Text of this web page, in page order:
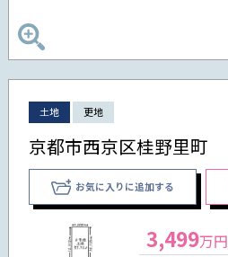
土地 更地
京都市西京区桂野里町
お気に入りに追加する
3,499万円